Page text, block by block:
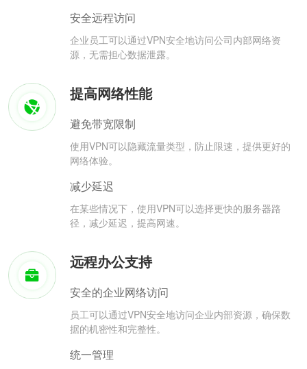
安全远程访问
企业员工可以通过VPN安全地访问公司内部网络资
源，无需担心数据泄露。
提高网络性能
避免带宽限制
使用VPN可以隐藏流量类型，防止限速，提供更好的
网络体验。
减少延迟
在某些情况下，使用VPN可以选择更快的服务器路
径，减少延迟，提高网速。
远程办公支持
安全的企业网络访问
员工可以通过VPN安全地访问企业内部资源，确保数
据的机密性和完整性。
统一管理